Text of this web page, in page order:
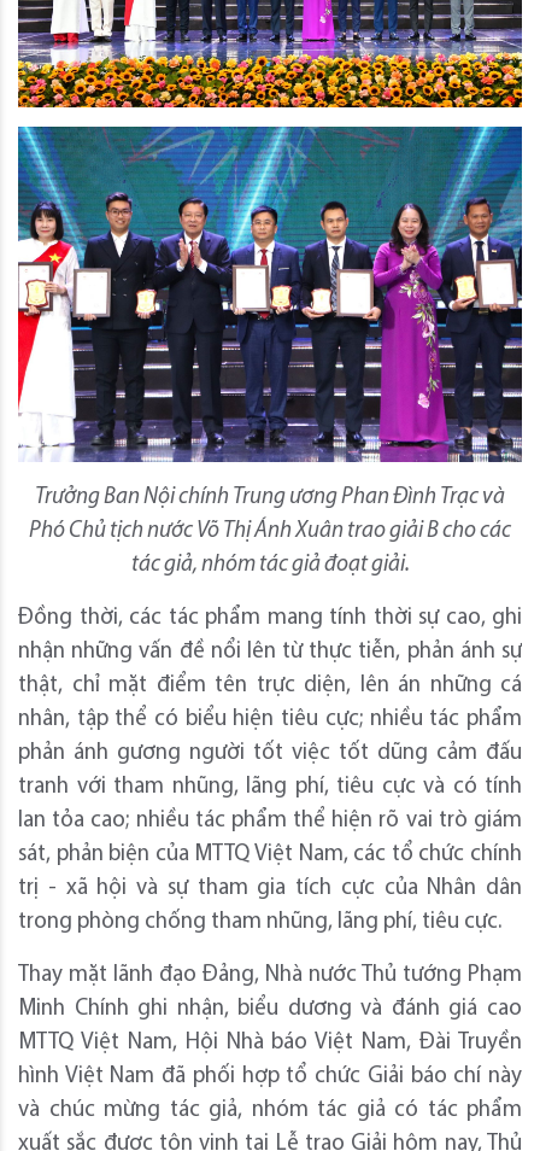
Trưởng Ban Nội chính Trung ương Phan Đình Trạc và
Phó Chủ tịch nước Võ Thị Ánh Xuân trao giải B cho các
tác giả, nhóm tác giả đoạt giải.
Đồng thời, các tác phẩm mang tính thời sự cao, ghi
nhận những vấn đề nổi lên từ thực tiễn, phản ánh sự
thật, chỉ mặt điểm tên trực diện, lên án những cá
nhân, tập thể có biểu hiện tiêu cực; nhiều tác phẩm
phản ánh gương người tốt việc tốt dũng cảm đấu
tranh với tham nhũng, lãng phí, tiêu cực và có tính
lan tỏa cao; nhiều tác phẩm thể hiện rõ vai trò giám
sát, phản biện của MTTQ Việt Nam, các tổ chức chính
trị - xã hội và sự tham gia tích cực của Nhân dân
trong phòng chống tham nhũng, lãng phí, tiêu cực.
Thay mặt lãnh đạo Đảng, Nhà nước Thủ tướng Phạm
Minh Chính ghi nhận, biểu dương và đánh giá cao
MTTQ Việt Nam, Hội Nhà báo Việt Nam, Đài Truyền
hình Việt Nam đã phối hợp tổ chức Giải báo chí này
và chúc mừng tác giả, nhóm tác giả có tác phẩm
xuất sắc được tôn vinh tại Lễ trao Giải hôm nay, Thủ